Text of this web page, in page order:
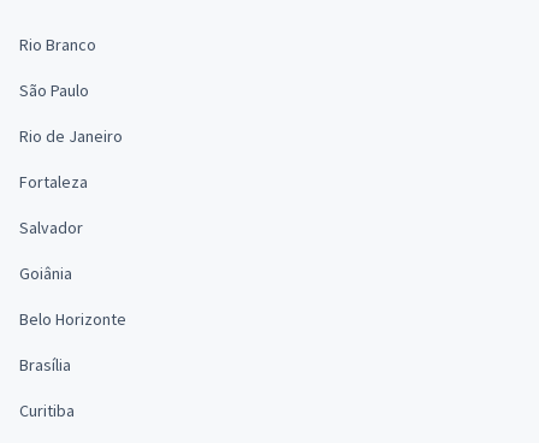
Rio Branco
São Paulo
Rio de Janeiro
Fortaleza
Salvador
Goiânia
Belo Horizonte
Brasília
Curitiba